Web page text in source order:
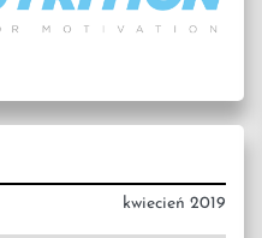
kwiecień 2019